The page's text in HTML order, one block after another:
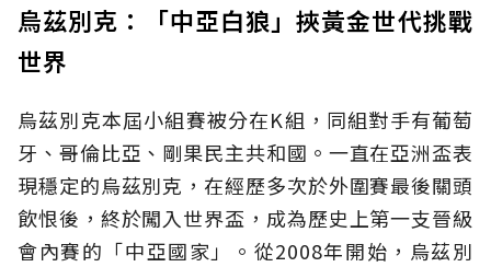
烏茲別克：「中亞白狼」挾黃金世代挑戰
世界
烏茲別克本屆小組賽被分在K組，同組對手有葡萄
牙、哥倫比亞、剛果民主共和國。一直在亞洲盃表
現穩定的烏茲別克，在經歷多次於外圍賽最後關頭
飲恨後，終於闖入世界盃，成為歷史上第一支晉級
會內賽的「中亞國家」。從2008年開始，烏茲別